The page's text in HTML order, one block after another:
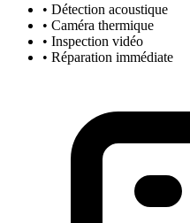
• Détection acoustique
• Caméra thermique
• Inspection vidéo
• Réparation immédiate